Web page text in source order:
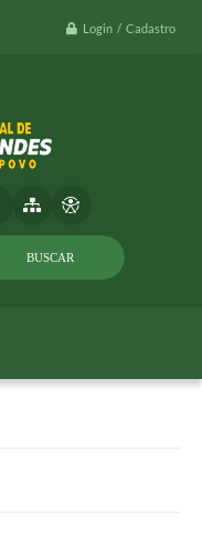
Login / Cadastro